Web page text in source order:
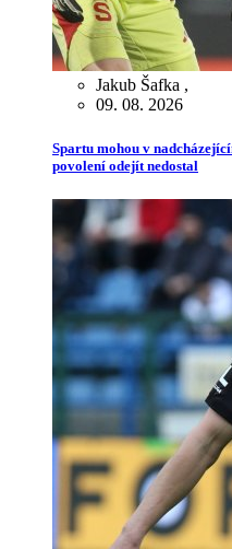
Jakub Šafka ,
09. 08. 2026
Spartu mohou v
povolení odejít nedostal